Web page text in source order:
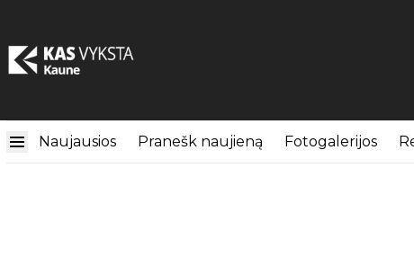
Naujausios Pranešk naujieną Fotogalerijos